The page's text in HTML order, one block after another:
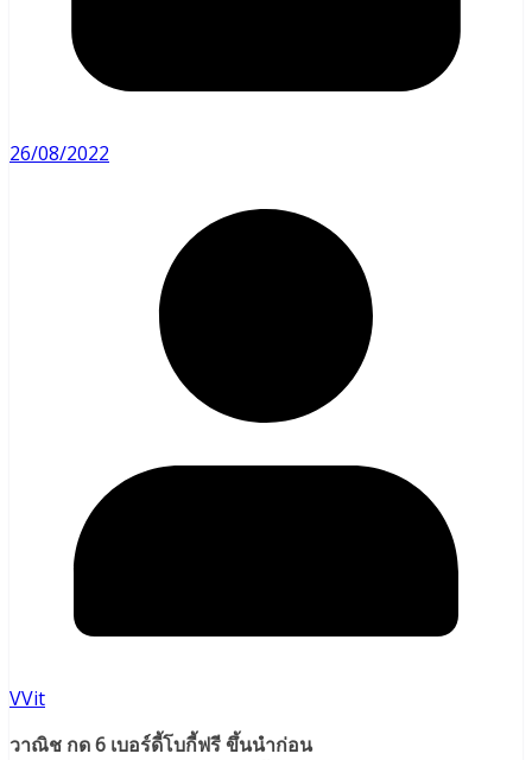
26/08/2022
VVit
วาณิช กด 6 เบอร์ดี้โบกี้ฟรี ขึ้นนำก่อน